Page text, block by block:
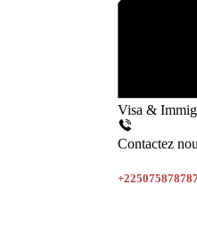
Visa &
Contactez